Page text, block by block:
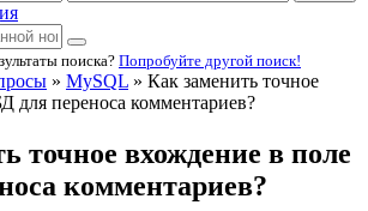
поиска? Попробуйте другой поиск!
» MySQL » Как заменить точное
для переноса комментариев?
точное вхождение в поле
комментариев?